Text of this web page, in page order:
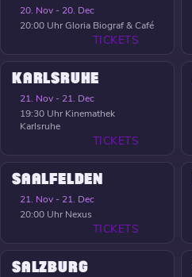
20. Nov - 20. Dec
20:00 UhrGloria Biograf & Café
TICKETS
KARLSRUHE
21. Nov - 21. Dec
19:30 Uhr Kinemathek
Karlsruhe
TICKETS
SAALFELDEN
21. Nov - 21. Dec
20:00 Uhr Nexus
TICKETS
SALZBURG